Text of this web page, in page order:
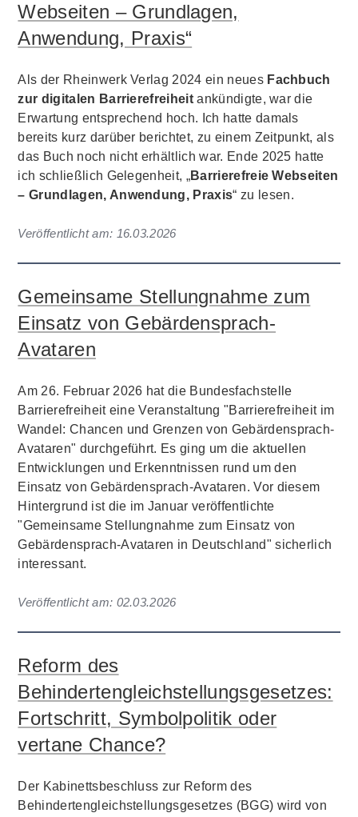
Webseiten – Grundlagen,
Anwendung, Praxis“
Als der Rheinwerk Verlag 2024 ein neues Fachbuch
zur digitalen Barrierefreiheit ankündigte, war die
Erwartung entsprechend hoch. Ich hatte damals
bereits kurz darüber berichtet, zu einem Zeitpunkt, als
das Buch noch nicht erhältlich war. Ende 2025 hatte
ich schließlich Gelegenheit, „Barrierefreie Webseiten
– Grundlagen, Anwendung, Praxis“ zu lesen.
Veröffentlicht am: 16.03.2026
Gemeinsame Stellungnahme zum
Einsatz von Gebärdensprach-
Avataren
Am 26. Februar 2026 hat die Bundesfachstelle
Barrierefreiheit eine Veranstaltung "Barrierefreiheit im
Wandel: Chancen und Grenzen von Gebärdensprach-
Avataren" durchgeführt. Es ging um die aktuellen
Entwicklungen und Erkenntnissen rund um den
Einsatz von Gebärdensprach-Avataren. Vor diesem
Hintergrund ist die im Januar veröffentlichte
"Gemeinsame Stellungnahme zum Einsatz von
Gebärdensprach-Avataren in Deutschland" sicherlich
interessant.
Veröffentlicht am: 02.03.2026
Reform des
Behindertengleichstellungsgesetzes:
Fortschritt, Symbolpolitik oder
vertane Chance?
Der Kabinettsbeschluss zur Reform des
Behindertengleichstellungsgesetzes (BGG) wird von